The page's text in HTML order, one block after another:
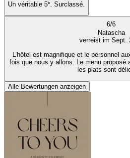
Un véritable 5*. Surclassé.
6/6
Natascha
verreist im Sept.
L’hôtel est magnifique et le personnel
fois que nous y allons. Le menu proposé
les plats sont
Alle Bewertungen anzeigen